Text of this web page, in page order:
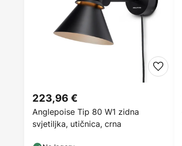
Anglepoise Tip 80 W1 zidna
svjetiljka, utičnica, crna
223,96 €